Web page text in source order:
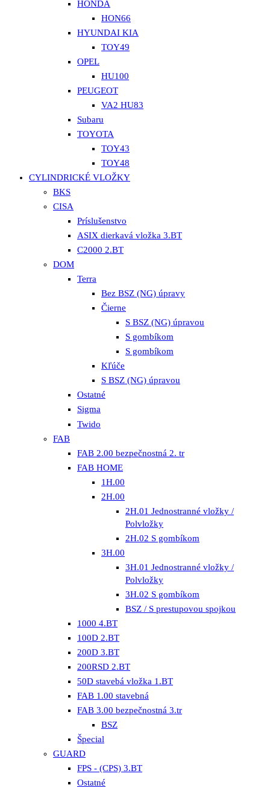
HONDA
HON66
HYUNDAI KIA
TOY49
OPEL
HU100
PEUGEOT
VA2 HU83
Subaru
TOYOTA
TOY43
TOY48
CYLINDRICKÉ VLOŽKY
BKS
CISA
Príslušenstvo
ASIX dierkavá vložka 3.BT
C2000 2.BT
DOM
Terra
Bez BSZ (NG) úpravy
Čierne
S BSZ (NG) úpravou
S gombíkom
S gombíkom
Kľúče
S BSZ (NG) úpravou
Ostatné
Sigma
Twido
FAB
FAB 2.00 bezpečnostná 2. tr
FAB HOME
1H.00
2H.00
2H.01 Jednostranné vložky /
Polvložky
2H.02 S gombíkom
3H.00
3H.01 Jednostranné vložky /
Polvložky
3H.02 S gombíkom
BSZ / S prestupovou spojkou
1000 4.BT
100D 2.BT
200D 3.BT
200RSD 2.BT
50D stavebá vložka 1.BT
FAB 1.00 stavebná
FAB 3.00 bezpečnostná 3.tr
BSZ
Špecial
GUARD
FPS - (CPS) 3.BT
Ostatné